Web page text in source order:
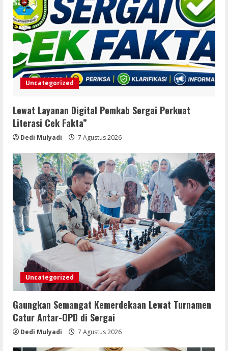
Uncategorized
Lewat Layanan Digital Pemkab Sergai Perkuat
Literasi Cek Fakta”
Dedi Mulyadi 7 Agustus 2026
Uncategorized
Gaungkan Semangat Kemerdekaan Lewat Turnamen
Catur Antar-OPD di Sergai
Dedi Mulyadi 7 Agustus 2026